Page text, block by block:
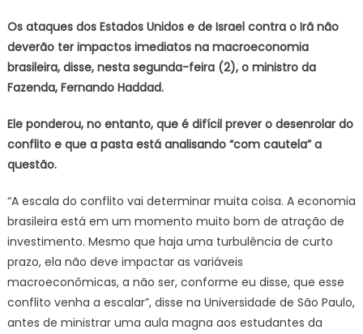
impactar
economia
brasileira
imediatamente
Os ataques dos Estados Unidos e de Israel contra o Irã não
deverão ter impactos imediatos na macroeconomia
brasileira, disse, nesta segunda-feira (2), o ministro da
Fazenda, Fernando Haddad.
Ele ponderou, no entanto, que é difícil prever o desenrolar do
conflito e que a pasta está analisando “com cautela” a
questão.
“A escala do conflito vai determinar muita coisa. A economia
brasileira está em um momento muito bom de atração de
investimento. Mesmo que haja uma turbulência de curto
prazo, ela não deve impactar as variáveis
macroeconômicas, a não ser, conforme eu disse, que esse
conflito venha a escalar”, disse na Universidade de São Paulo,
antes de ministrar uma aula magna aos estudantes da